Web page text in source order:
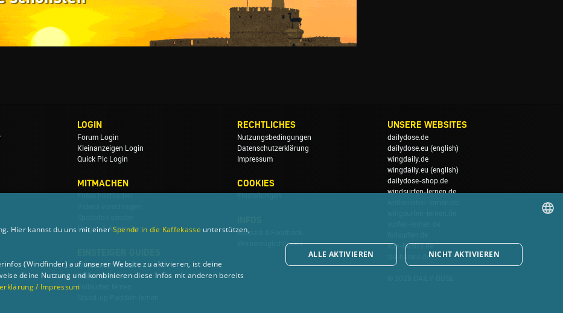
LOGIN
Forum Login
Kleinanzeigen Login
Quick Pic Login
MITMACHEN
Fragen & Antworten
Windsurfen lernen
Wellenreiten lernen
Foilsurfen lernen
RECHTLICHES
Nutzungsbedingungen
Datenschutzerklärung
Impressum
COOKIES
Kontakt & Feedback
Werbemöglichkeiten
UNSERE WEBSITES
dailydose.de
dailydose.eu (english)
wingdaily.de
wingdaily.eu (english)
dailydose-shop.de
windsurfen-lernen.de
sup-basics.de
ski-basics.de
ENGLISH
Hier kannst du uns mit einer Spende in die Kaffekasse unterstützen,
(Windfinder) auf unserer Website zu aktivieren, ist deine
deine Nutzung und kombinieren diese Infos mit anderen bereits
/ Impressum
ALLE AKTIVIEREN NICHT AKTIVIEREN